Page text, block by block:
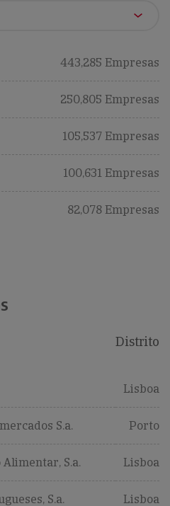
443,285 Empresas
250,805 Empresas
105,537 Empresas
100,631 Empresas
82,078 Empresas
Distrito
Lisboa
S.a. Porto
S.a. Lisboa
S.a. Lisboa